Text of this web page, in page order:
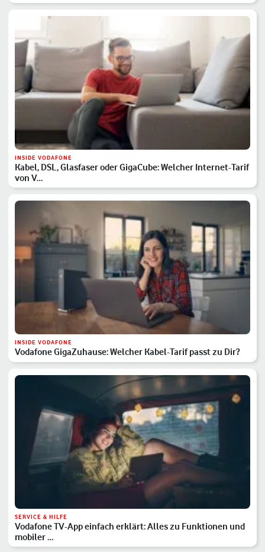
INSIDE VODAFONE
Kabel, DSL, Glasfaser oder GigaCube: Welcher Internet-Tarif
von V…
INSIDE VODAFONE
Vodafone GigaZuhause: Welcher Kabel-Tarif passt zu Dir?
SERVICE & HILFE
Vodafone TV-App einfach erklärt: Alles zu Funktionen und
mobiler …